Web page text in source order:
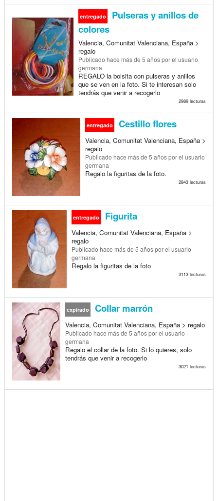
entregado
Pulseras y anillos de
colores
Valencia, Comunitat Valenciana, España >
regalo
Publicado hace más de 5 añospor el usuario
germana
REGALO la bolsita con pulseras y anillos
que se ven en la foto. Si te interesan solo
tendrás que venir a recogerlo
2989 lecturas
entregado Cestillo flores
Valencia, Comunitat Valenciana, España >
regalo
Publicado hace más de 5 añospor el usuario
germana
Regalo la figuritas de la foto.
2843 lecturas
entregado Figurita
Valencia, Comunitat Valenciana, España >
regalo
Publicado hace más de 5 añospor el usuario
germana
Regalo la figuritas de la foto
3113 lecturas
expirado Collar marrón
Valencia, Comunitat Valenciana, España > regalo
Publicado hace más de 5 añospor el usuario
germana
Regalo el collar de la foto. Si lo quieres, solo
tendrás que venir a recogerlo
3021 lecturas